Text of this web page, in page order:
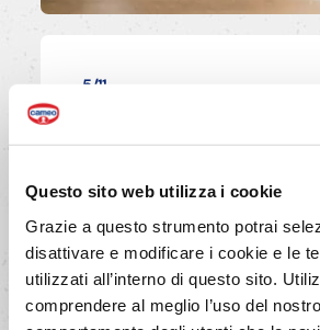
Questo sito web utilizza i cookie
Grazie a questo strumento potrai
disattivare e modificare i cookie e le
utilizzati all’interno di questo sito.
comprendere al meglio l’uso del
5/11
Rimetti l'impasto nella
con pellicola alimentare
quando il suo volume
raddoppiato (1 ora